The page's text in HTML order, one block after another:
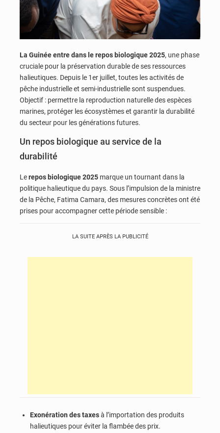
La Guinée entre dans le repos biologique 2025, une phase
cruciale pour la préservation durable de ses ressources
halieutiques. Depuis le 1er juillet, toutes les activités de
pêche industrielle et semi-industrielle sont suspendues.
Objectif : permettre la reproduction naturelle des espèces
marines, protéger les écosystèmes et garantir la durabilité
du secteur pour les générations futures.
Un repos biologique au service de la
durabilité
Lerepos biologique 2025 marque un tournant dans la
politique halieutique du pays. Sous l’impulsion de la ministre
de la Pêche, Fatima Camara, des mesures concrètes ont été
prises pour accompagner cette période sensible :
LA SUITE APRÈS LA PUBLICITÉ
Exonération des taxesà l’importation des produits
halieutiques pour éviter la flambée des prix.